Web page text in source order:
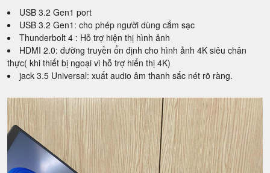
USB 3.2 Gen1 port
USB 3.2 Gen1: cho phép người dùng cắm sạc
Thunderbolt 4 : Hỗ trợ hiện thị hình ảnh
HDMI 2.0: đường truyền ổn định cho hình ảnh 4K siêu chân
thực( khi thiết bị ngoại vi hỗ trợ hiển thị 4K)
jack 3.5 Universal: xuất audio âm thanh sắc nét rõ ràng.